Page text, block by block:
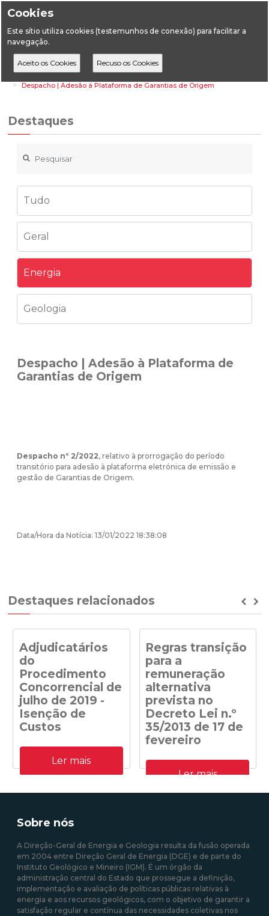
Cookies
Este sítio utiliza cookies (testemunhos de conexão) para facilitar a
navegação.
HomeDestaques
Energia
Despacho | Adesão à Plataforma de Garantias de Origem
Destaques
Tudo
Geral
Energia
Geologia
Despacho | Adesão à Plataforma de
Garantias de Origem
Despacho nº 2/2022, relativo à prorrogação do período
transitório para adesão à plataforma eletrónica de emissão e
gestão de Garantias de Origem.
Data/Hora da Notícia: 13/01/2022 18:38:08
Destaques relacionados
Adjudicatários
do
Procedimento
Concorrencial de
julho de 2019 -
Isenção de
Custos
Adjudicatários do
Procedimento
Concorrencial de julho de
capacidade de receção na
produzida em centrais
solares fotovoltaicas -
09/09/2020 12:00:00
Ler mais
Regras transição
para a
remuneração
alternativa
prevista no
Decreto Lei n.º
35/2013 de 17 de
fevereiro
Despacho n.º
41/DGEG/2020: Regras
10/08/2020 12:00:00
Ler mais
Sobre nós
A Direção-Geral de Energia e Geologia resulta da fusão operada
em 2004 entre Direção Geral de Energia (DGE) e de parte do
Instituto Geológico e Mineiro (IGM). É um órgão da
administração central do Estado que prossegue a definição,
implementação e avaliação de políticas públicas relativas à
energia e aos recursos geológicos, com o objetivo de garantir a
satisfação regular e contínua das necessidades coletivas nos